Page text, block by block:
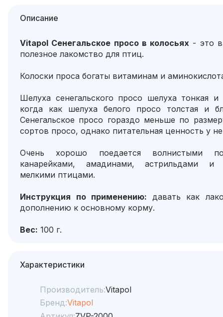
Описание
Vitapol Сенегальское просо в колосьях - это
полезное лакомство для птиц.
Колоски проса богаты витаминам и
Шелуха сенегальского просо шелуха тонкая и
когда как шелуха белого просо толстая и
Сенегальское просо гораздо меньше по
сортов просо, однако питательная ценность у
Очень хорошо поедается волнистыми
канарейками, амадинами, астрильдами и
мелкими птицами.
Инструкция по применению: давать как
дополнению к основному корму.
Вес: 100 г.
Характеристики
Производитель:Vitapol
Бренд:Vitapol